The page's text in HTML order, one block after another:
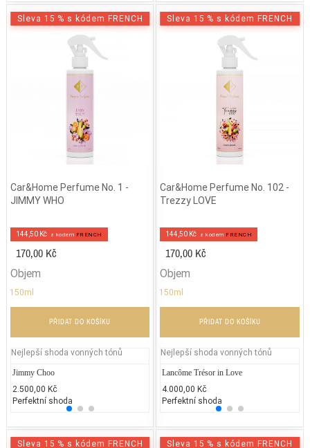
Sleva 15 % s kódem FRENCH
Car&Home Perfume No. 1 -
JIMMY WHO
144,50 Kč z kodem FRENCH
170,00 Kč
Objem
150ml
PŘIDAT DO KOŠÍKU
Nejlepší shoda vonných tónů
Jimmy Choo
2.500,00 Kč
Perfektní shoda
Jean Paul Gaultier - Classique
2.300,00 Kč
Více než 50 % shoda
Sleva 15 % s kódem FRENCH
Car&Home Perfume No. 102 -
Trezzy LOVE
144,50 Kč z kodem FRENCH
170,00 Kč
Objem
150ml
PŘIDAT DO KOŠÍKU
Nejlepší shoda vonných tónů
Lancôme Trésor in Love
4.000,00 Kč
Perfektní shoda
Sleva 15 % s kódem FRENCH Sleva 15 % s kódem FRENCH